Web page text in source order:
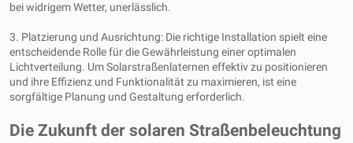
bei widrigem Wetter, unerlässlich.
3. Platzierung und Ausrichtung: Die richtige Installation spielt eine
entscheidende Rolle für die Gewährleistung einer optimalen
Lichtverteilung. Um Solarstraßenlaternen effektiv zu positionieren
und ihre Effizienz und Funktionalität zu maximieren, ist eine
sorgfältige Planung und Gestaltung erforderlich.
Die Zukunft der solaren Straßenbeleuchtung